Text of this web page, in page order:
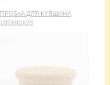
ПРОБКА ДЛЯ КУВШИНА
105Х90Х25